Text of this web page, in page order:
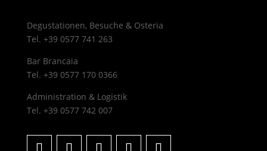
Degustationen, Besuche & Osteria
Tel. +39 0577 741 263
Bar Brancaia
Tel. +39 0577 170 0366
Administration & Logistik
Tel. +39 0577 742 007